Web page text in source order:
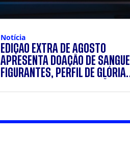
Notícia
EDIÇÃO EXTRA DE AGOSTO
APRESENTA DOAÇÃO DE SANGUE,
FIGURANTES, PERFIL DE GLÓRIA